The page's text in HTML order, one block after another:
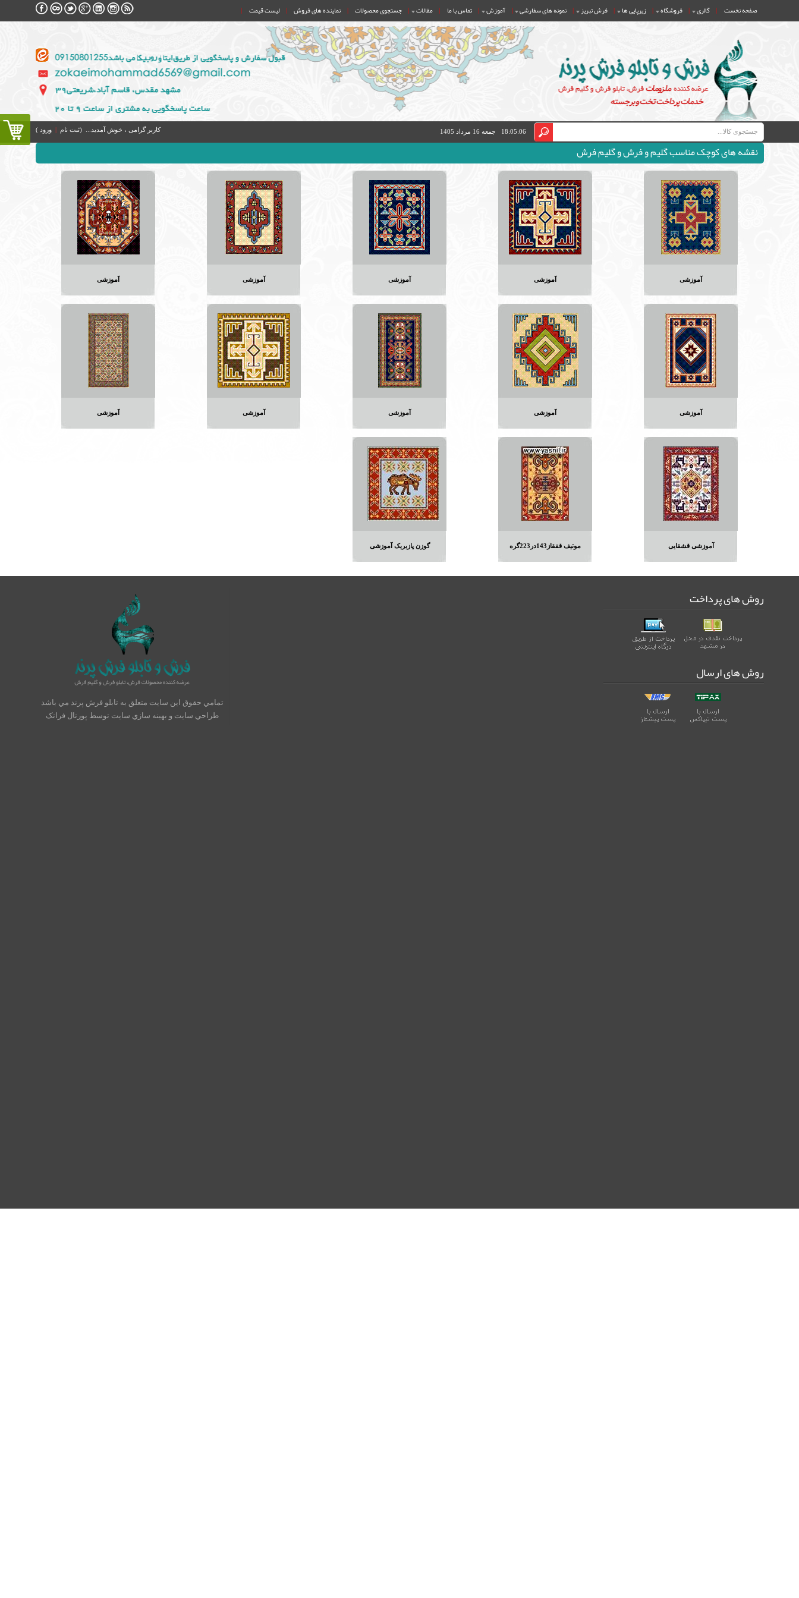
صفحه نخست گالری فروشگاه زیرپایی ها فرش تبریز نمونه های سفارشی آموزش تماس با ما مقالات جستجوی محصولات نماینده های فروش لیست قیمت
18:05:07 جمعه 16 مرداد 1405 کاربر گرامی ، خوش آمدید... (ثبت‌ نام ورود )
نقشه های کوچک مناسب گلیم و فرش و گلیم فرش
آموزشی آموزشی آموزشی آموزشی آموزشی
آموزشی آموزشی آموزشی آموزشی آموزشی
آموزشی قشقایی موتیف قفقاز143در223گره گوزن پازیریک آموزشی
تمامي حقوق اين سايت متعلق به تابلو فرش پرند مي باشد
طراحي سايت و بهينه سازي سايت توسط پورتال فراتک
روش های پرداخت
روش های ارسال